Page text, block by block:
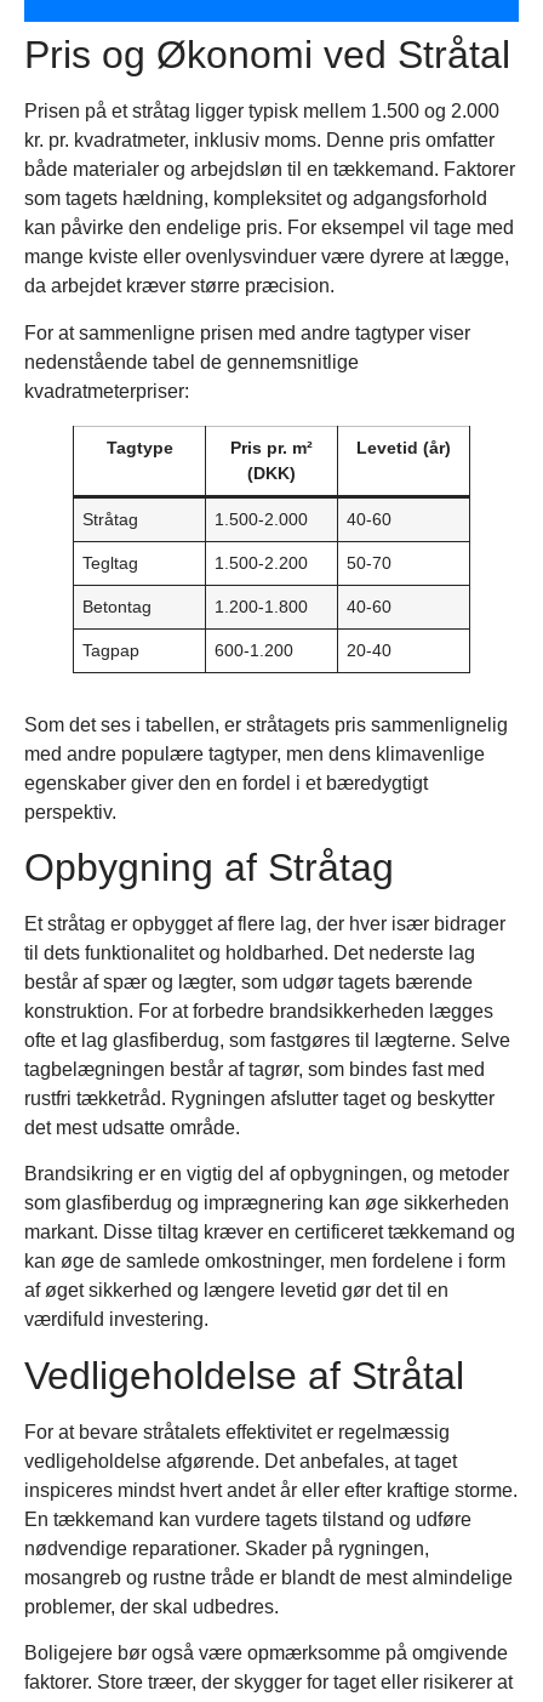
Pris og Økonomi ved Stråtal
Prisen på et stråtag ligger typisk mellem 1.500 og 2.000
kr. pr. kvadratmeter, inklusiv moms. Denne pris omfatter
både materialer og arbejdsløn til en tækkemand. Faktorer
som tagets hældning, kompleksitet og adgangsforhold
kan påvirke den endelige pris. For eksempel vil tage med
mange kviste eller ovenlysvinduer være dyrere at lægge,
da arbejdet kræver større præcision.
For at sammenligne prisen med andre tagtyper viser
nedenstående tabel de gennemsnitlige
kvadratmeterpriser:
Tagtype
Pris pr. m²
(DKK)
Levetid (år)
Stråtag 1.500-2.000 40-60
Tegltag 1.500-2.200 50-70
Betontag 1.200-1.800 40-60
Tagpap 600-1.200 20-40
Som det ses i tabellen, er stråtagets pris sammenlignelig
med andre populære tagtyper, men dens klimavenlige
egenskaber giver den en fordel i et bæredygtigt
perspektiv.
Opbygning af Stråtag
Et stråtag er opbygget af flere lag, der hver især bidrager
til dets funktionalitet og holdbarhed. Det nederste lag
består af spær og lægter, som udgør tagets bærende
konstruktion. For at forbedre brandsikkerheden lægges
ofte et lag glasfiberdug, som fastgøres til lægterne. Selve
tagbelægningen består af tagrør, som bindes fast med
rustfri tækketråd. Rygningen afslutter taget og beskytter
det mest udsatte område.
Brandsikring er en vigtig del af opbygningen, og metoder
som glasfiberdug og imprægnering kan øge sikkerheden
markant. Disse tiltag kræver en certificeret tækkemand og
kan øge de samlede omkostninger, men fordelene i form
af øget sikkerhed og længere levetid gør det til en
værdifuld investering.
Vedligeholdelse af Stråtal
For at bevare stråtalets effektivitet er regelmæssig
vedligeholdelse afgørende. Det anbefales, at taget
inspiceres mindst hvert andet år eller efter kraftige storme.
En tækkemand kan vurdere tagets tilstand og udføre
nødvendige reparationer. Skader på rygningen,
mosangreb og rustne tråde er blandt de mest almindelige
problemer, der skal udbedres.
Boligejere bør også være opmærksomme på omgivende
faktorer. Store træer, der skygger for taget eller risikerer at